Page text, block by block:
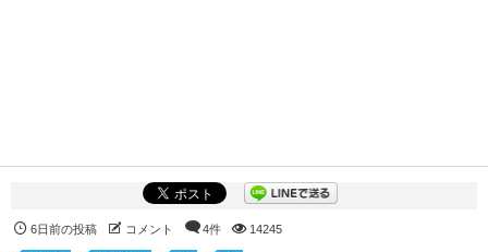
6日前の投稿 コメント 4件 14245